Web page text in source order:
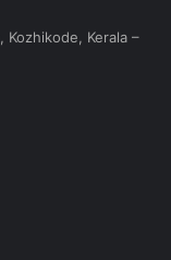
Kozhikode, Kerala –